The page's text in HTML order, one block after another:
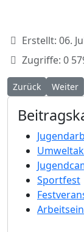
Erstellt: 06.
Zugriffe: 0
Vorheriger
Zurück Weiter
Sportfest